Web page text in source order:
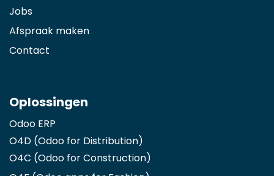
Jobs
Afspraak maken
Contact
Oplossingen
Odoo ERP
O4D (Odoo for Distribution)
O4C (Odoo for Construction)